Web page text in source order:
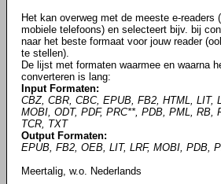
Het kan overweg met de meeste e-readers
mobiele telefoons) en selecteert bijv. bij
naar het beste formaat voor jouw reader
te stellen).
De lijst met formaten waarmee en waarna
converteren is lang:
Input Formaten:
CBZ, CBR, CBC, EPUB, FB2, HTML, LIT,
MOBI, ODT, PDF, PRC**, PDB, PML, RB,
TCR, TXT
Output Formaten:
EPUB, FB2, OEB, LIT, LRF, MOBI, PDB,
Meertalig, w.o. Nederlands